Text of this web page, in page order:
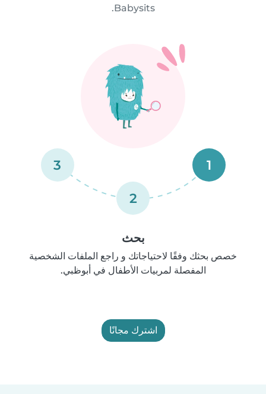
Babysits.
1
2
3
بحث
خصص بحثك وفقًا لاحتياجاتك و راجع الملفات الشخصية
المفصلة لمربيات الأطفال في أبوظبي.
اشترك مجانًا